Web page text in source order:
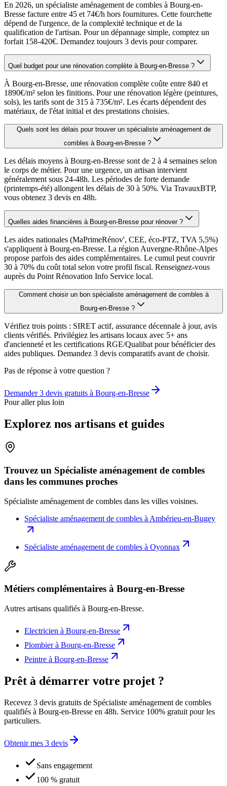
En 2026, un spécialiste aménagement de combles à Bourg-en-
Bresse facture entre 45 et 74€/h hors fournitures. Cette fourchette
dépend de l'urgence, de la complexité technique et de la
qualification de l'artisan. Pour un dépannage simple, comptez un
forfait 158-420€. Demandez toujours 3 devis pour comparer.
Quel budget pour une rénovation complète à Bourg-en-Bresse ?
À Bourg-en-Bresse, une rénovation complète coûte entre 840 et
1890€/m² selon les finitions. Pour une rénovation légère (peintures,
sols), les tarifs sont de 315 à 735€/m². Les écarts dépendent des
matériaux, de l'état initial et des prestations choisies.
Quels sont les délais pour trouver un spécialiste aménagement de
combles à Bourg-en-Bresse ?
Les délais moyens à Bourg-en-Bresse sont de 2 à 4 semaines selon
le corps de métier. Pour une urgence, un artisan intervient
généralement sous 24-48h. Les périodes de forte demande
(printemps-été) allongent les délais de 30 à 50%. Via TravauxBTP,
vous obtenez 3 devis en 48h.
Quelles aides financières à Bourg-en-Bresse pour rénover ?
Les aides nationales (MaPrimeRénov', CEE, éco-PTZ, TVA 5,5%)
s'appliquent à Bourg-en-Bresse. La région Auvergne-Rhône-Alpes
propose parfois des aides complémentaires. Le cumul peut couvrir
30 à 70% du coût total selon votre profil fiscal. Renseignez-vous
auprès du Point Rénovation Info Service local.
Comment choisir un bon spécialiste aménagement de combles à
Bourg-en-Bresse ?
Vérifiez trois points : SIRET actif, assurance décennale à jour, avis
clients vérifiés. Privilégiez les artisans locaux avec 5+ ans
d'ancienneté et les certifications RGE/Qualibat pour bénéficier des
aides publiques. Demandez 3 devis comparatifs avant de choisir.
Pas de réponse à votre question ?
Demander 3 devis gratuits à Bourg-en-Bresse
Pour aller plus loin
Explorez nos artisans et guides
Trouvez un Spécialiste aménagement de combles
dans les communes proches
Spécialiste aménagement de combles dans les villes voisines.
Spécialiste aménagement de combles à Ambérieu-en-Bugey
Spécialiste aménagement de combles à Oyonnax
Métiers complémentaires à Bourg-en-Bresse
Autres artisans qualifiés à Bourg-en-Bresse.
Electricien à Bourg-en-Bresse
Plombierà Bourg-en-Bresse
Peintre à Bourg-en-Bresse
Prêt à démarrer votre projet ?
Recevez 3 devis gratuits de Spécialiste aménagement de combles
qualifiés à Bourg-en-Bresse en 48h. Service 100% gratuit pour les
particuliers.
Obtenir mes 3 devis
Sans engagement
100 % gratuit